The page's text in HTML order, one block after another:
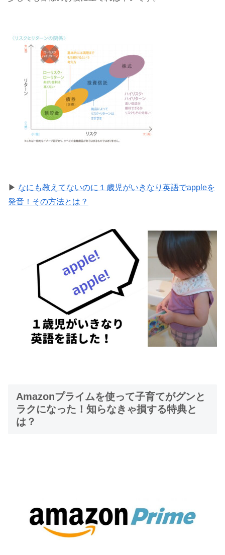
▶ なにも教えてないのに１歳児がいきなり英語でappleを
発音！その方法とは？
Amazonプライムを使って子育てがグンと
ラクになった！知らなきゃ損する特典と
は？